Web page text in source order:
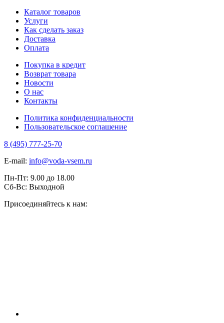
Каталог товаров
Услуги
Как сделать заказ
Доставка
Оплата
Покупка в кредит
Возврат товара
Новости
О нас
Контакты
Политика конфиденциальности
Пользовательское соглашение
8 (495) 777-25-70
E-mail: info@voda-vsem.ru
Пн-Пт: 9.00 до 18.00
Сб-Вс: Выходной
Присоединяйтесь к нам: